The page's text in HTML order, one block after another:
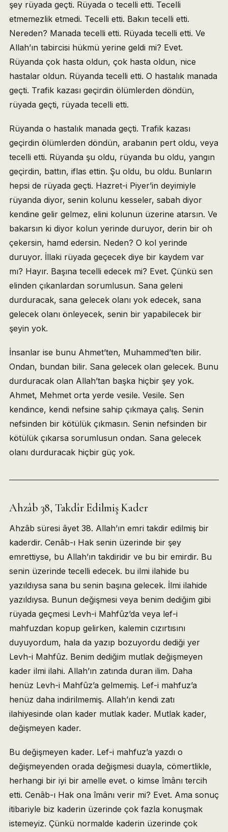
şey rüyada geçti. Rüyada o tecelli etti. Tecelli
etmemezlik etmedi. Tecelli etti. Bakın tecelli etti.
Nereden? Manada tecelli etti. Rüyada tecelli etti. Ve
Allah’ın tabircisi hükmü yerine geldi mi? Evet.
Rüyanda çok hasta oldun, çok hasta oldun, nice
hastalar oldun. Rüyanda tecelli etti. O hastalık manada
geçti. Trafik kazası geçirdin ölümlerden döndün,
rüyada geçti, rüyada tecelli etti.
Rüyanda o hastalık manada geçti. Trafik kazası
geçirdin ölümlerden döndün, arabanın pert oldu, veya
tecelli etti. Rüyanda şu oldu, rüyanda bu oldu, yangın
geçirdin, battın, iflas ettin. Şu oldu, bu oldu. Bunların
hepsi de rüyada geçti. Hazret-i Piyer’in deyimiyle
rüyanda diyor, senin kolunu kesseler, sabah diyor
kendine gelir gelmez, elini kolunun üzerine atarsın. Ve
bakarsın ki diyor kolun yerinde duruyor, derin bir oh
çekersin, hamd edersin. Neden? O kol yerinde
duruyor. İllaki rüyada geçecek diye bir kaydem var
mı? Hayır. Başına tecelli edecek mi? Evet. Çünkü sen
elinden çıkanlardan sorumlusun. Sana geleni
durduracak, sana gelecek olanı yok edecek, sana
gelecek olanı önleyecek, senin bir yapabilecek bir
şeyin yok.
İnsanlar ise bunu Ahmet’ten, Muhammed’ten bilir.
Ondan, bundan bilir. Sana gelecek olan gelecek. Bunu
durduracak olan Allah’tan başka hiçbir şey yok.
Ahmet, Mehmet orta yerde vesile. Vesile. Sen
kendince, kendi nefsine sahip çıkmaya çalış. Senin
nefsinden bir kötülük çıkmasın. Senin nefsinden bir
kötülük çıkarsa sorumlusun ondan. Sana gelecek
olanı durduracak hiçbir güç yok.
Ahzâb 38, Takdîr Edilmiş Kader
Ahzâb süresi âyet 38. Allah’ın emri takdir edilmiş bir
kaderdir. Cenâb-ı Hak senin üzerinde bir şey
emrettiyse, bu Allah’ın takdiridir ve bu bir emirdir. Bu
senin üzerinde tecelli edecek. bu ilmi ilahide bu
yazıldıysa sana bu senin başına gelecek. İlmi ilahide
yazıldıysa. Bunun değişmesi veya benim dediğim gibi
rüyada geçmesi Levh-i Mahfûz’da veya lef-i
mahfuzdan kopup gelirken, kalemin cızırtısını
duyuyordum, hala da yazıp bozuyordu dediği yer
Levh-i Mahfûz. Benim dediğim mutlak değişmeyen
kader ilmi ilahi. Allah’ın zatında duran ilim. Daha
henüz Levh-i Mahfûz’a gelmemiş. Lef-i mahfuz’a
henüz daha indirilmemiş. Allah’ın kendi zatı
ilahiyesinde olan kader mutlak kader. Mutlak kader,
değişmeyen kader.
Bu değişmeyen kader. Lef-i mahfuz’a yazdı o
değişmeyenden orada değişmesi duayla, cömertlikle,
herhangi bir iyi bir amelle evet. o kimse îmânı tercih
etti. Cenâb-ı Hak ona îmânı verir mi? Evet. Ama sonuç
itibariyle biz kaderin üzerinde çok fazla konuşmak
istemeyiz. Çünkü normalde kaderin üzerinde çok